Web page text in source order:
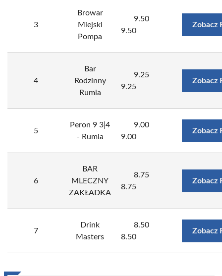
3
Browar
Miejski
Pompa
9.50
9.50
Zobacz
4
Bar
Rodzinny
Rumia
9.25
9.25
Zobacz
5
Peron 9 3|4
- Rumia
9.00
9.00
Zobacz
6
BAR
MLECZNY
ZAKŁADKA
8.75
8.75
Zobacz
7
Drink
Masters
8.50
8.50
Zobacz